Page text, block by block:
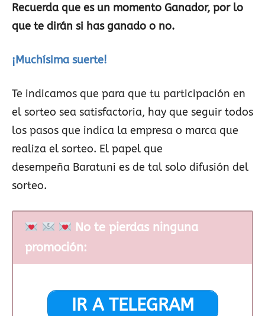
Recuerda que es un momento Ganador, por lo
que te dirán si has ganado o no.
¡Muchísima suerte!
Te indicamos que para que tu participación en
el sorteo sea satisfactoria, hay que seguir todos
los pasos que indica la empresa o marca que
realiza el sorteo. El papel que
desempeña Baratuni es de tal solo difusión del
sorteo.
No te pierdas ninguna
promoción:
IR A TELEGRAM